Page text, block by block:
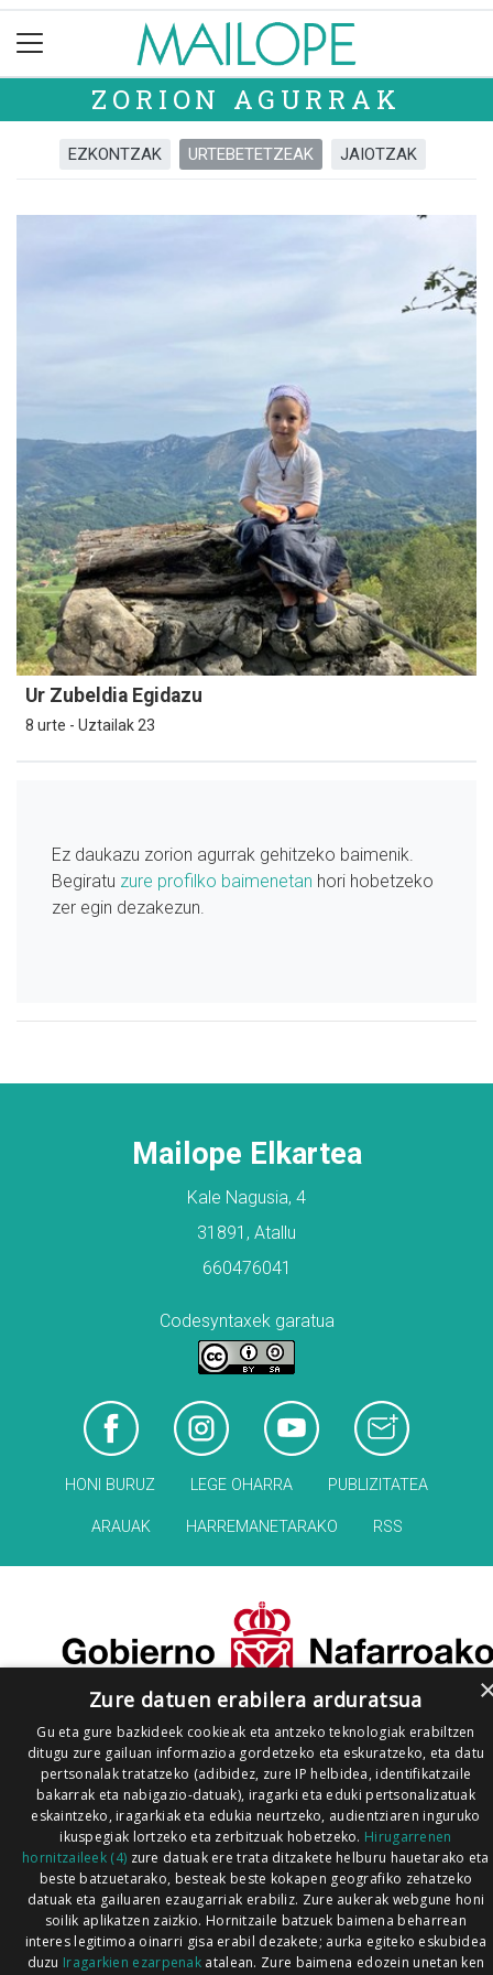
ZORION AGURRAK
EZKONTZAK URTEBETETZEAK JAIOTZAK
Ur Zubeldia Egidazu
8 urte - Uztailak 23
Ez daukazu zorion agurrak gehitzeko baimenik.
Begiratu zure profilko baimenetan hori hobetzeko
zer egin dezakezun.
Mailope Elkartea
Kale Nagusia, 4
31891, Atallu
660476041
Codesyntaxek garatua
HONI BURUZ LEGE OHARRA PUBLIZITATEA
ARAUAK HARREMANETARAKO RSS
Zure datuen erabilera arduratsua
Gu eta gure bazkideek cookieak eta antzeko teknologiak erabiltzen
ditugu zure gailuan informazioa gordetzeko eta eskuratzeko, eta datu
pertsonalak tratatzeko (adibidez, zure IP helbidea, identifikatzaile
bakarrak eta nabigazio-datuak), iragarki eta eduki pertsonalizatuak
eskaintzeko, iragarkiak eta edukia neurtzeko, audientziaren inguruko
ikuspegiak lortzeko eta zerbitzuak hobetzeko. Hirugarrenen
hornitzaileek (4) zure datuak ere trata ditzakete helburu hauetarako eta
beste batzuetarako, besteak beste kokapen geografiko zehatzeko
datuak eta gailuaren ezaugarriak erabiliz. Zure aukerak webgune honi
soilik aplikatzen zaizkio. Hornitzaile batzuek baimena beharrean
interes legitimoa oinarri gisa erabil dezakete; aurka egiteko eskubidea
duzu Iragarkien ezarpenak atalean. Zure baimena edozein unetan ken